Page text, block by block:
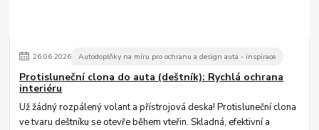
26.06.2026 Autodoplňky na míru pro ochranu a design auta - inspirace
Protisluneční clona do auta (deštník): Rychlá ochrana
interiéru
Už žádný rozpálený volant a přístrojová deska! Protisluneční clona
ve tvaru deštníku se otevře během vteřin. Skladná, efektivní a